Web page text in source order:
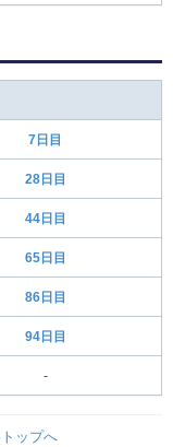
7日目
28日目
44日目
65日目
86日目
94日目
-
ップへ